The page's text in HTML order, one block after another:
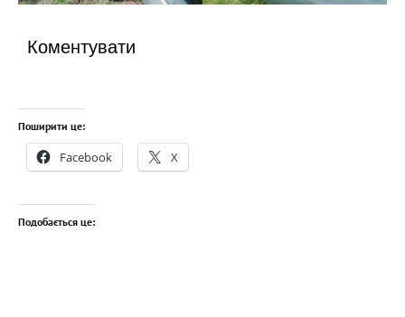
Коментувати
Поширити це:
Facebook X
Подобається це: